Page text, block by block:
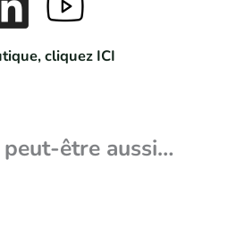
cliquez ICI
être aussi…